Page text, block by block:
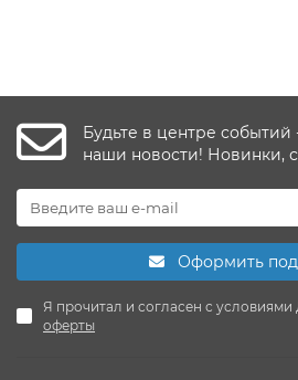
Будьте в центре
наши новости! Новинки,
Оформить
Я прочитал и согласен с условиями
оферты